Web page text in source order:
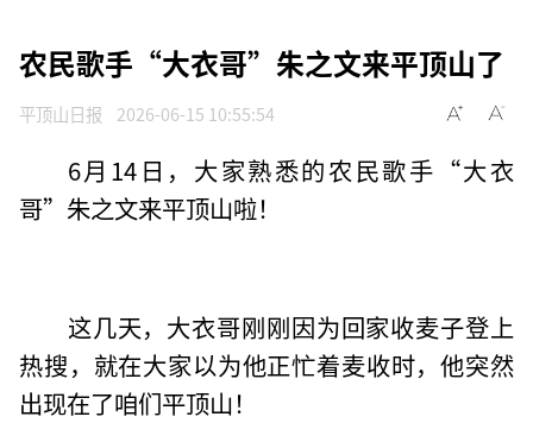
农民歌手“大衣哥”朱之文来平顶山了
平顶山日报 2026-06-15 10:55:54
6月14日，大家熟悉的农民歌手“大衣
哥”朱之文来平顶山啦！
这几天，大衣哥刚刚因为回家收麦子登上
热搜，就在大家以为他正忙着麦收时，他突然
出现在了咱们平顶山！